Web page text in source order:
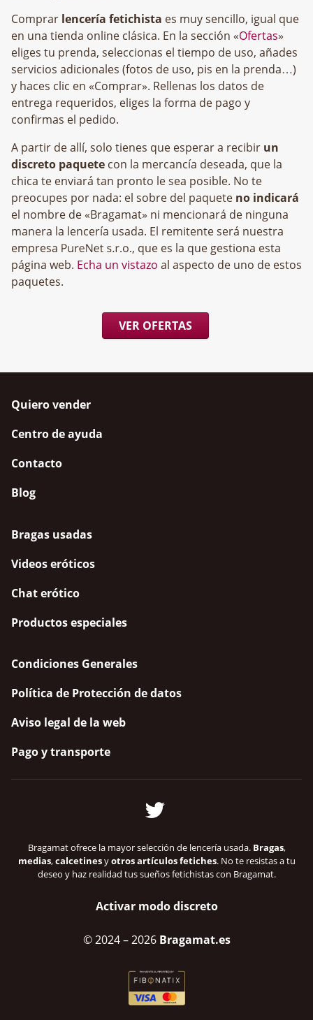
Comprar lencería fetichista es muy sencillo, igual que
en una tienda online clásica. En la sección «Ofertas»
eliges tu prenda, seleccionas el tiempo de uso, añades
servicios adicionales (fotos de uso, pis en la prenda…)
y haces clic en «Comprar». Rellenas los datos de
entrega requeridos, eliges la forma de pago y
confirmas el pedido.
A partir de allí, solo tienes que esperar a recibir un
discreto paquete con la mercancía deseada, que la
chica te enviará tan pronto le sea posible. No te
preocupes por nada: el sobre del paquete no indicará
el nombre de «Bragamat» ni mencionará de ninguna
manera la lencería usada. El remitente será nuestra
empresa
, que es la que gestiona esta
página web. Echa un vistazo al aspecto de uno de estos
paquetes.
VER OFERTAS
Quiero vender
Centro de ayuda
Contacto
Blog
Bragas usadas
Videos eróticos
Chat erótico
Productos especiales
Condiciones Generales
Política de Protección de datos
Aviso legal de la web
Pago y transporte
Bragamat ofrece la mayor selección de lencería usada. Bragas,
medias,calcetinesyotros artículos fetiches. No te resistas a tu
deseo y haz realidad tus sueños fetichistas con Bragamat.
Activar modo discreto
© 2024– 2026 Bragamat.es